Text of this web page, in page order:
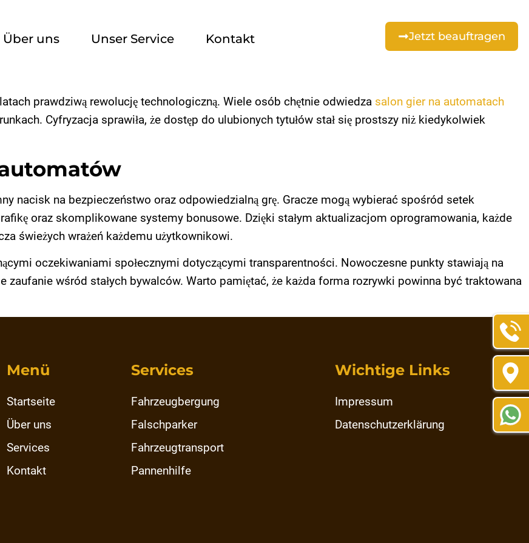
Über uns Unser Service Kontakt Jetzt beauftragen
prawdziwą rewolucję technologiczną. Wiele osób chętnie odwiedza salon gier na automatach
Cyfryzacja sprawiła, że dostęp do ulubionych tytułów stał się prostszy niż kiedykolwiek
nacisk na bezpieczeństwo oraz odpowiedzialną grę. Gracze mogą wybierać spośród setek
oraz skomplikowane systemy bonusowe. Dzięki stałym aktualizacjom oprogramowania, każde
świeżych wrażeń każdemu użytkownikowi.
oczekiwaniami społecznymi dotyczącymi transparentności. Nowoczesne punkty stawiają na
zaufanie wśród stałych bywalców. Warto pamiętać, że każda forma rozrywki powinna być traktowana
Menü
Startseite
Über uns
Services
Kontakt
Services
Fahrzeugbergung
Falschparker
Fahrzeugtransport
Pannenhilfe
Wichtige Links
Impressum
Datenschutzerklärung